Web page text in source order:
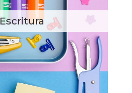
Escritura